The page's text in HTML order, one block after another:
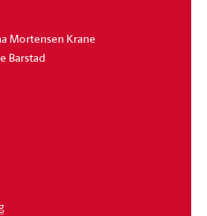
Mortensen Krane
Barstad